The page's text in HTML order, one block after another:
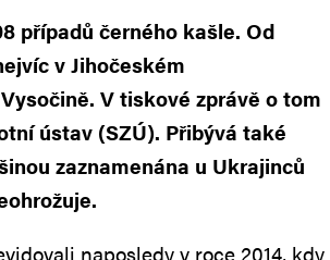
případů černého kašle. Od
v Jihočeském
V tiskové zprávě o tom
ústav (SZÚ). Přibývá také
zaznamenána u Ukrajinců
naposledy v roce 2014, kdy